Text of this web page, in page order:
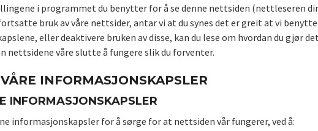
i programmet du benytter for å se denne nettsiden (nettleseren
bruk av våre nettsider, antar vi at du synes det er greit at vi
eller deaktivere bruken av disse, kan du lese om hvordan du gjør
nettsidene våre slutte å fungere slik du forventer.
INFORMASJONSKAPSLER
INFORMASJONSKAPSLER
informasjonskapsler for å sørge for at nettsiden vår fungerer, ved å: